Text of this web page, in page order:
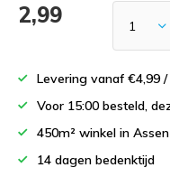
2,99
Levering vanaf €4,99
Voor 15:00 besteld,
450m² winkel in Assen
14 dagen bedenktijd